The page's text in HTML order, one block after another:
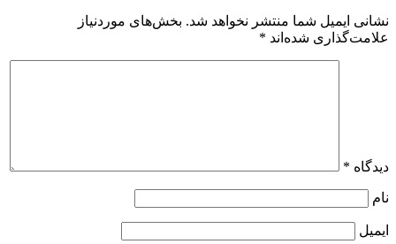
نشانی ایمیل شما منتشر نخواهد شد. بخش‌های موردنیاز
علامت‌گذاری شده‌اند *
دیدگاه *
نام
ایمیل